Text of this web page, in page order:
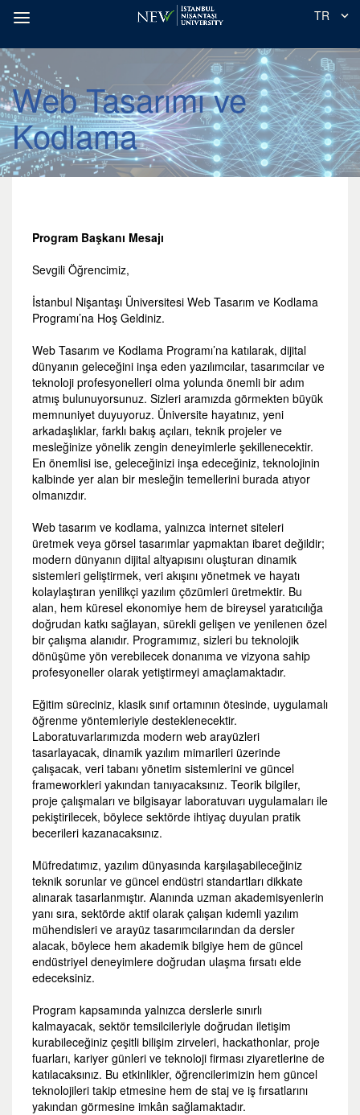
TR
Web Tasarımı ve
Kodlama
Program Başkanı Mesajı
Sevgili Öğrencimiz,
İstanbul Nişantaşı Üniversitesi Web Tasarım ve Kodlama
Programı’na Hoş Geldiniz.
Web Tasarım ve Kodlama Programı’na katılarak, dijital
dünyanın geleceğini inşa eden yazılımcılar, tasarımcılar ve
teknoloji profesyonelleri olma yolunda önemli bir adım
atmış bulunuyorsunuz. Sizleri aramızda görmekten büyük
memnuniyet duyuyoruz. Üniversite hayatınız, yeni
arkadaşlıklar, farklı bakış açıları, teknik projeler ve
mesleğinize yönelik zengin deneyimlerle şekillenecektir.
En önemlisi ise, geleceğinizi inşa edeceğiniz, teknolojinin
kalbinde yer alan bir mesleğin temellerini burada atıyor
olmanızdır.
Web tasarım ve kodlama, yalnızca internet siteleri
üretmek veya görsel tasarımlar yapmaktan ibaret değildir;
modern dünyanın dijital altyapısını oluşturan dinamik
sistemleri geliştirmek, veri akışını yönetmek ve hayatı
kolaylaştıran yenilikçi yazılım çözümleri üretmektir. Bu
alan, hem küresel ekonomiye hem de bireysel yaratıcılığa
doğrudan katkı sağlayan, sürekli gelişen ve yenilenen özel
bir çalışma alanıdır. Programımız, sizleri bu teknolojik
dönüşüme yön verebilecek donanıma ve vizyona sahip
profesyoneller olarak yetiştirmeyi amaçlamaktadır.
Eğitim süreciniz, klasik sınıf ortamının ötesinde, uygulamalı
öğrenme yöntemleriyle desteklenecektir.
Laboratuvarlarımızda modern web arayüzleri
tasarlayacak, dinamik yazılım mimarileri üzerinde
çalışacak, veri tabanı yönetim sistemlerini ve güncel
frameworkleri yakından tanıyacaksınız. Teorik bilgiler,
proje çalışmaları ve bilgisayar laboratuvarı uygulamaları ile
pekiştirilecek, böylece sektörde ihtiyaç duyulan pratik
becerileri kazanacaksınız.
Müfredatımız, yazılım dünyasında karşılaşabileceğiniz
teknik sorunlar ve güncel endüstri standartları dikkate
alınarak tasarlanmıştır. Alanında uzman akademisyenlerin
yanı sıra, sektörde aktif olarak çalışan kıdemli yazılım
mühendisleri ve arayüz tasarımcılarından da dersler
alacak, böylece hem akademik bilgiye hem de güncel
endüstriyel deneyimlere doğrudan ulaşma fırsatı elde
edeceksiniz.
Program kapsamında yalnızca derslerle sınırlı
kalmayacak, sektör temsilcileriyle doğrudan iletişim
kurabileceğiniz çeşitli bilişim zirveleri, hackathonlar, proje
fuarları, kariyer günleri ve teknoloji firması ziyaretlerine de
katılacaksınız. Bu etkinlikler, öğrencilerimizin hem güncel
teknolojileri takip etmesine hem de staj ve iş fırsatlarını
yakından görmesine imkân sağlamaktadır.